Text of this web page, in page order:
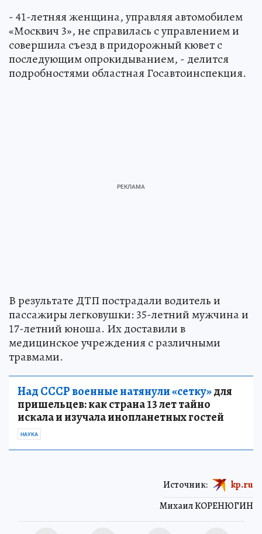
- 41-летняя женщина, управляя автомобилем
«Москвич 3», не справилась с управлением и
совершила съезд в придорожный кювет с
последующим опрокидыванием, - делится
подробностями областная Госавтоинспекция.
В результате ДТП пострадали водитель и
пассажиры легковушки: 35-летний мужчина и
17-летний юноша. Их доставили в
медицинское учреждения с различными
травмами.
Над СССР военные натянули «сетку»для
пришельцев: как страна 13 лет тайно
искала и изучала инопланетных гостей
НАУКА
Михаил КОРЕНЮГИН
Источник: kp.ru